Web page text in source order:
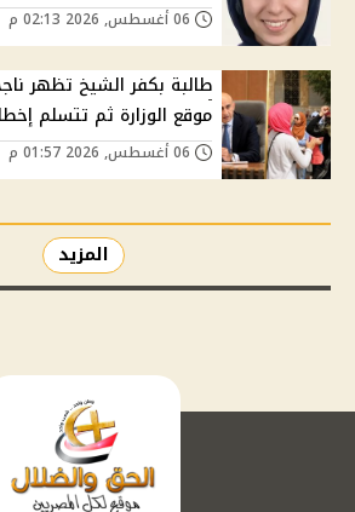
موقع الوزارة ثم تتسلم
المزيد